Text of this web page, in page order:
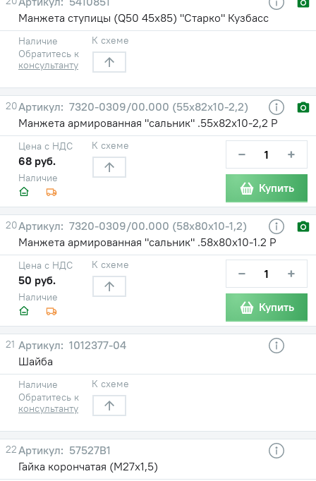
Манжета ступицы (Q50 45х85) "Старко" Кузбасс
Наличие
Обратитесь к
консультанту
К схеме
20
7320-0309/00.000 (55х82х10-2,2)
Манжета армированная "сальник" .55х82х10-2,2 Р
Наличие
Цена с НДС
68 руб.
К схеме − +
Купить
20
7320-0309/00.000 (58х80х10-1,2)
Манжета армированная "сальник" .58х80х10-1.2 Р
Наличие
Цена с НДС
50 руб.
К схеме − +
Купить
21
1012377-04
Шайба
Наличие
Обратитесь к
консультанту
К схеме
22
57527В1
Гайка корончатая (М27х1,5)